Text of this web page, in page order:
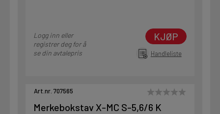
Logg inn eller
registrer deg for å
se din avtalepris
KJØP
Handleliste
Art.nr. 707565
Merkebokstav X-MC S-5,6/6 K